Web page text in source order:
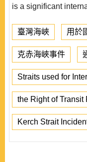
is a significant
臺灣海峽 用於
克赤海峽事件
Straits used for
the Right of Transit
Kerch Strait